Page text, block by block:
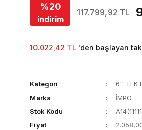
%20
indirim
117.799,92 TL
10.022,42 TL 'den başlayan
Kategori
6'' TEK
Marka
İMPO
Stok Kodu
Fiyat